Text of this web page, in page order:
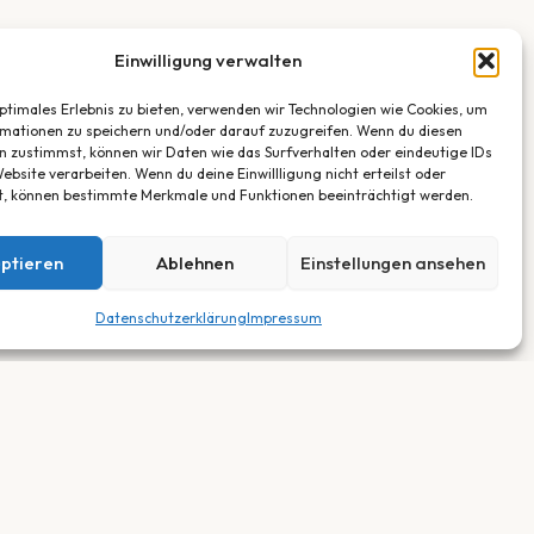
Einwilligung verwalten
Erlebnis zu bieten, verwenden wir Technologien wie Cookies, um
zu speichern und/oder darauf zuzugreifen. Wenn du diesen
zustimmst, können wir Daten wie das Surfverhalten oder eindeutige IDs
verarbeiten. Wenn du deine Einwillligung nicht erteilst oder
können bestimmte Merkmale und Funktionen beeinträchtigt werden.
Ablehnen Einstellungen ansehen
DatenschutzerklärungImpressum